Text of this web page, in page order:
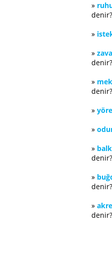
»
denir?
»
»
denir?
»
denir?
» yöre
»
»
denir?
»
denir?
»
denir?